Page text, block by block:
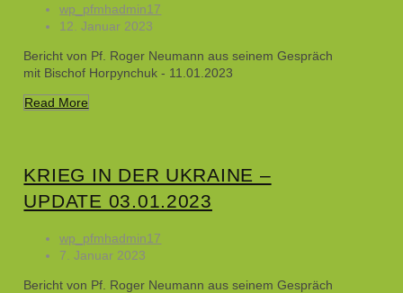
wp_pfmhadmin17
12. Januar 2023
Bericht von Pf. Roger Neumann aus seinem Gespräch
mit Bischof Horpynchuk - 11.01.2023
Read More
KRIEG IN DER UKRAINE –
UPDATE 03.01.2023
wp_pfmhadmin17
7. Januar 2023
Bericht von Pf. Roger Neumann aus seinem Gespräch